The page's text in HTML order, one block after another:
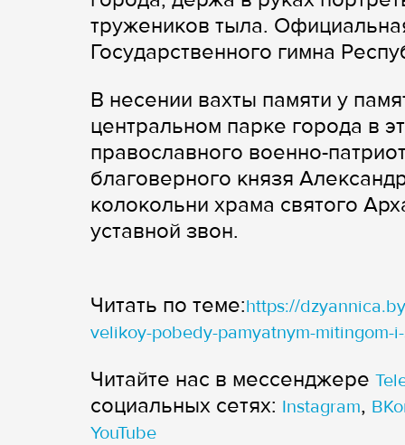
тружеников тыла.
Государственного гимна
В несении вахты памяти у
центральном парке города в
православного военно-
благоверного князя
колокольни храма святого
уставной звон.
Читать по теме:https://
velikoy-pobedy-pamyatnym-mitingom-
Читайте нас в мессенджере
cоциальных сетях: Instagram,
YouTube